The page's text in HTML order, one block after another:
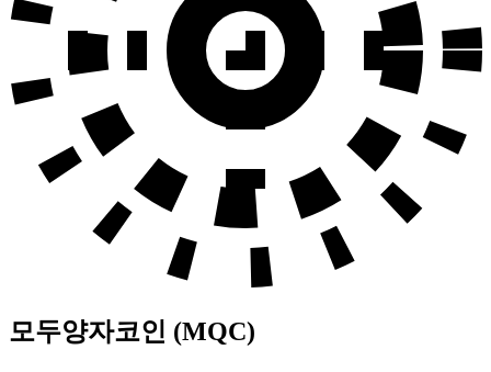
모두양자코인 (MQC)